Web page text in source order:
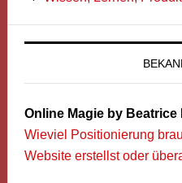
Online Magie by Beatrice
Wieviel Positionierung
Website erstellst oder